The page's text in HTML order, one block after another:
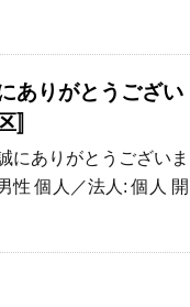
ありがとうござい
〛
にありがとうございま
性 個人／法人: 個人 開